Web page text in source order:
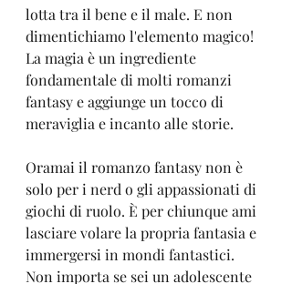
lotta tra il bene e il male. E non
dimentichiamo l'elemento magico!
La magia è un ingrediente
fondamentale di molti romanzi
fantasy e aggiunge un tocco di
meraviglia e incanto alle storie.
Oramai il romanzo fantasy non è
solo per i nerd o gli appassionati di
giochi di ruolo. È per chiunque ami
lasciare volare la propria fantasia e
immergersi in mondi fantastici.
Non importa se sei un adolescente